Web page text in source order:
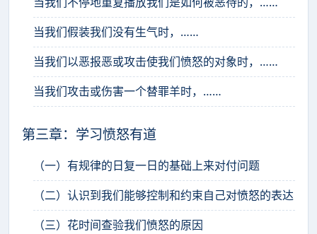
当我们假装我们没有生气时，……
当我们以恶报恶或攻击使我们愤怒的对象时，……
当我们攻击或伤害一个替罪羊时，……
第三章：学习愤怒有道
（一）有规律的日复一日的基础上来对付问题
（二）认识到我们能够控制和约束自己对愤怒的表达
（三）花时间查验我们愤怒的原因